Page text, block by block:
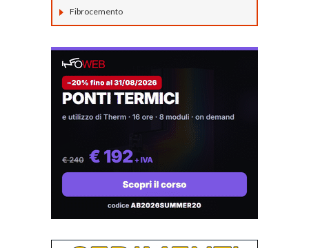
Fibrocemento